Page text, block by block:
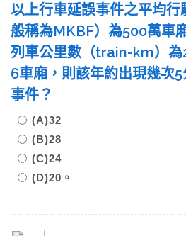
以上行車延誤事件之平均行
般稱為MKBF）為500萬車
列車公里數（train-km）為
6車廂，則該年約出現幾次
事件？
(A)32
(B)28
(C)24
(D)20。